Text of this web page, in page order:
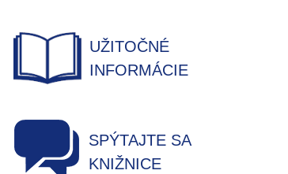
UŽITOČNÉ
INFORMÁCIE
SPÝTAJTE SA
KNIŽNICE